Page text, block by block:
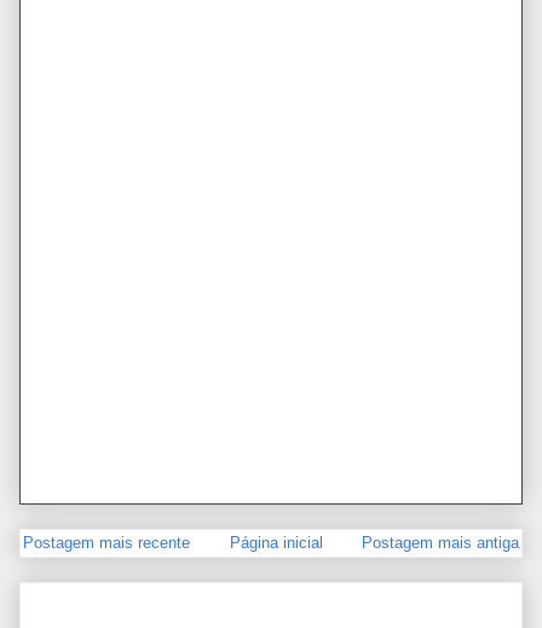
Postagem mais recente Postagem mais antiga
Página inicial